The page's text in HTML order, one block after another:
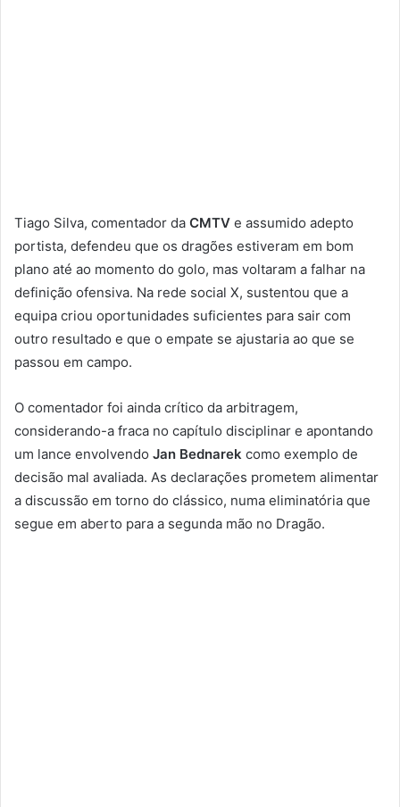
Tiago Silva, comentador da CMTV e assumido adepto
portista, defendeu que os dragões estiveram em bom
plano até ao momento do golo, mas voltaram a falhar na
definição ofensiva. Na rede social X, sustentou que a
equipa criou oportunidades suficientes para sair com
outro resultado e que o empate se ajustaria ao que se
passou em campo.
O comentador foi ainda crítico da arbitragem,
considerando-a fraca no capítulo disciplinar e apontando
um lance envolvendo Jan Bednarek como exemplo de
decisão mal avaliada. As declarações prometem alimentar
a discussão em torno do clássico, numa eliminatória que
segue em aberto para a segunda mão no Dragão.